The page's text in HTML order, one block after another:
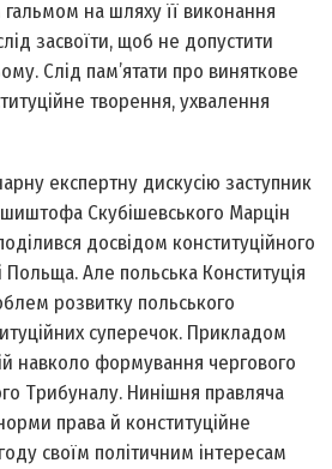
гальмом на шляху її виконання
засвоїти, щоб не допустити
Слід пам’ятати про виняткове
творення, ухвалення
експертну дискусію заступник
Скубішевського Марцін
досвідом конституційного
Польща. Але польська Конституція
розвитку польського
суперечок. Прикладом
навколо формування чергового
Трибуналу. Нинішня правляча
права й конституційне
своїм політичним інтересам